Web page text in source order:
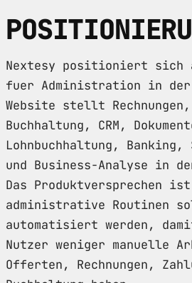
Nextesy positioniert sich
fuer Administration in der
Website stellt Rechnungen,
Buchhaltung, CRM,
Lohnbuchhaltung, Banking,
und Business-Analyse in
Das Produktversprechen
administrative Routinen
automatisiert werden,
Nutzer weniger manuelle
Offerten, Rechnungen,